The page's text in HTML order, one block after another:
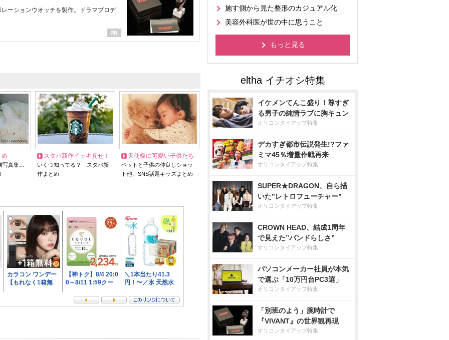
ーションウオッチを製作。ドラマプロデ
め
写真集…
スタバ新作イッキ見せ！
いくつ知ってる？ スタバ新
作まとめ
天使級に可愛い子供たち
ペットと子供の仲良しショッ
ト他、SNS話題キッズまとめ
施す側から見た整形のカジュアル化
美容外科医が世の中に思うこと
もっと見る
イケメンてんこ盛り！尊すぎ
る男子の純情ラブに胸キュン
オリコンタイアップ特集
デカすぎ都市伝説発生!?ファ
ミマ45％増量作戦再来
オリコンタイアップ特集
SUPER★DRAGON、自ら描
いた”レトロフューチャー”
オリコンタイアップ特集
CROWN HEAD、結成1周年
で見えた”バンドらしさ”
オリコンタイアップ特集
パソコンメーカー社員が本気
で選ぶ「10万円台PC3選」
オリコンタイアップ特集
「別班のよう」腕時計で
『VIVANT』の世界観再現
オリコンタイアップ特集